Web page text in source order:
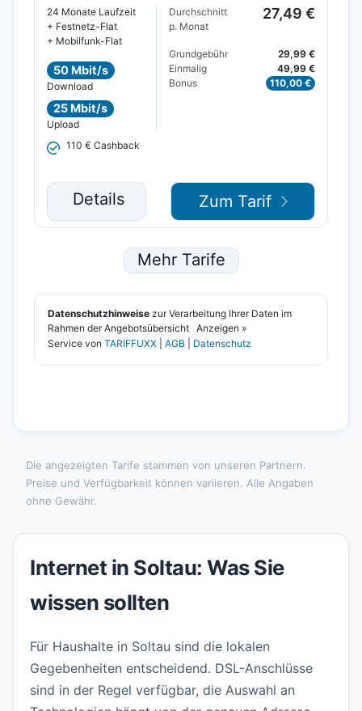
Die angezeigten Tarife stammen von unseren Partnern.
Preise und Verfügbarkeit können variieren. Alle Angaben
ohne Gewähr.
Internet in Soltau: Was Sie
wissen sollten
Für Haushalte in Soltau sind die lokalen
Gegebenheiten entscheidend. DSL-Anschlüsse
sind in der Regel verfügbar, die Auswahl an